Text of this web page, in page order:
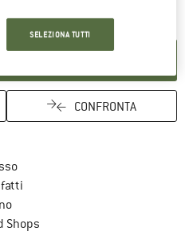
CONFRONTA
Vai alla politica di recesso qui
Shops
SELEZIONA TUTTI